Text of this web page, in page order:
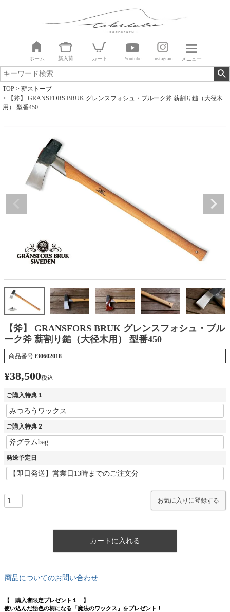
ホーム 新入荷 カート Youtube instagram メニュー
TOP
薪ストーブ
【斧】 GRANSFORS BRUK グレンスフォシュ・ブルーク斧 薪割り鎚（大径木
用） 型番450
【斧】 GRANSFORS BRUK グレンスフォシュ・ブル
ーク斧 薪割り鎚（大径木用） 型番450
商品番号 f30602018
¥38,500税込
ご購入特典１
ご購入特典２
発送予定日
お気に入りに登録する
カートに入れる
商品についてのお問い合わせ
【 購入者限定プレゼント１ 】
使い込んだ飴色の柄になる「魔法のワックス」をプレゼント！